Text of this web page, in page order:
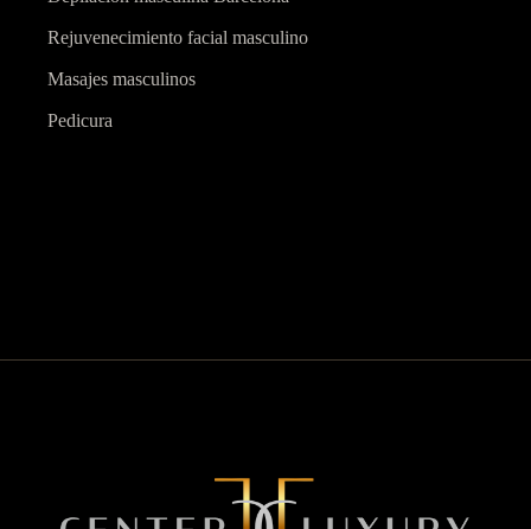
Rejuvenecimiento facial masculino
Masajes masculinos
Pedicura